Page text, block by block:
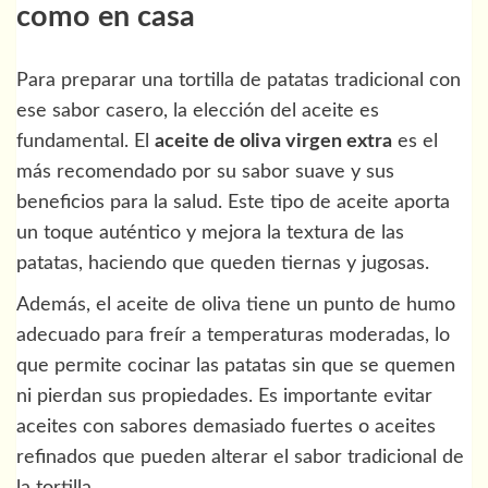
como en casa
Para preparar una tortilla de patatas tradicional con
ese sabor casero, la elección del aceite es
fundamental. El aceite de oliva virgen extra es el
más recomendado por su sabor suave y sus
beneficios para la salud. Este tipo de aceite aporta
un toque auténtico y mejora la textura de las
patatas, haciendo que queden tiernas y jugosas.
Además, el aceite de oliva tiene un punto de humo
adecuado para freír a temperaturas moderadas, lo
que permite cocinar las patatas sin que se quemen
ni pierdan sus propiedades. Es importante evitar
aceites con sabores demasiado fuertes o aceites
refinados que pueden alterar el sabor tradicional de